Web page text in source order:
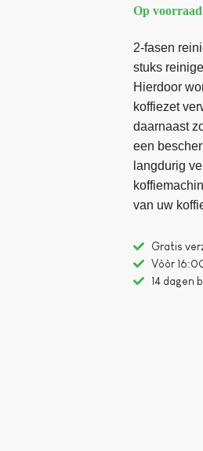
Op
2-fasen
stuks
Hierdoor
koffiezet
daarnaast
een
langdurig
van uw
Gratis
Vòòr
14 dagen